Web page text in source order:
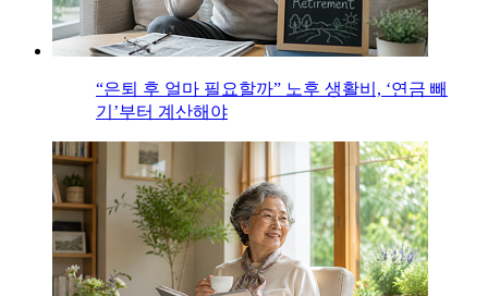
“은퇴 후 얼마 필요할까” 노후 생활비, ‘연금 빼
기’부터 계산해야